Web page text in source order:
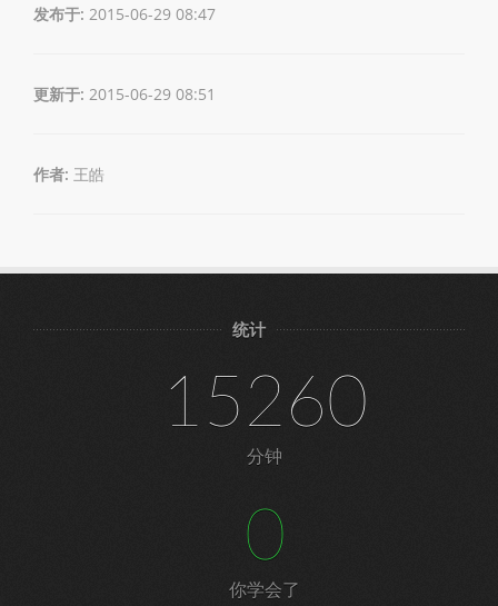
发布于: 2015-06-29 08:47
更新于: 2015-06-29 08:51
作者: 王皓
统计
15260
分钟
0
你学会了